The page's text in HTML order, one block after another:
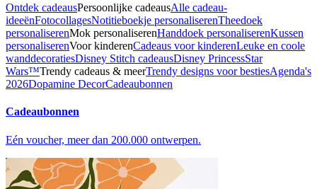
Ontdek cadeausPersoonlijke cadeausAlle cadeau-
ideeënFotocollagesNotitieboekje personaliserenTheedoek
personaliserenMok personaliserenHanddoek personaliserenKussen
personaliserenVoor kinderenCadeaus voor kinderenLeuke en coole
wanddecoratiesDisney Stitch cadeausDisney PrincessStar
Wars™Trendy cadeaus & meerTrendy designs voor bestiesAgenda's
2026Dopamine DecorCadeaubonnen
Cadeaubonnen
Eén voucher, meer dan 200.000 ontwerpen.